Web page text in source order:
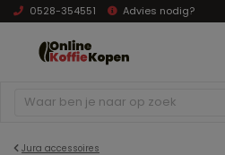
0528-354551 Advies nodig?
Jura accessoires